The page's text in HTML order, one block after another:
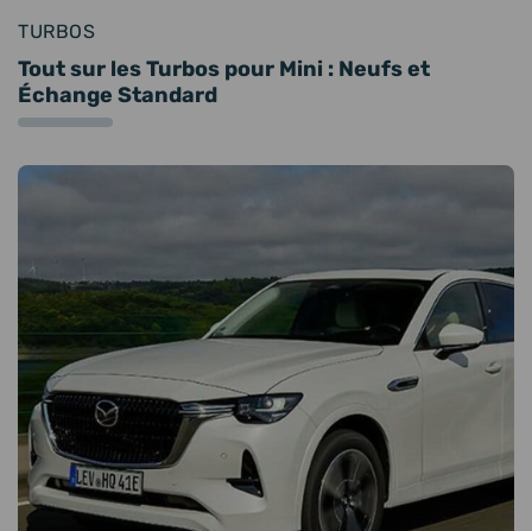
TURBOS
Tout sur les Turbos pour Mini : Neufs et
Échange Standard